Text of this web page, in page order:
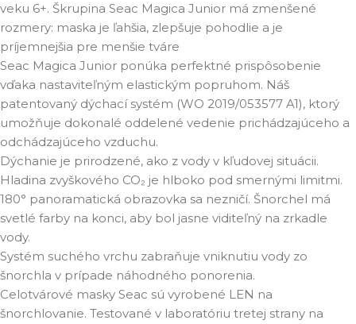
veku 6+. Škrupina Seac Magica Junior má zmenšené
rozmery: maska je ľahšia, zlepšuje pohodlie a je
príjemnejšia pre menšie tváre
Seac Magica Junior ponúka perfektné prispôsobenie
vďaka nastaviteľným elastickým popruhom. Náš
patentovaný dýchací systém (WO 2019/053577 A1), ktorý
umožňuje dokonalé oddelené vedenie prichádzajúceho a
odchádzajúceho vzduchu.
Dýchanie je prirodzené, ako z vody v kľudovej situácii.
Hladina zvyškového CO₂ je hlboko pod smernými limitmi.
180° panoramatická obrazovka sa nezničí. Šnorchel má
svetlé farby na konci, aby bol jasne viditeľný na zrkadle
vody.
Systém suchého vrchu zabraňuje vniknutiu vody zo
šnorchla v prípade náhodného ponorenia.
Celotvárové masky Seac sú vyrobené LEN na
šnorchlovanie. Testované v laboratóriu tretej strany na